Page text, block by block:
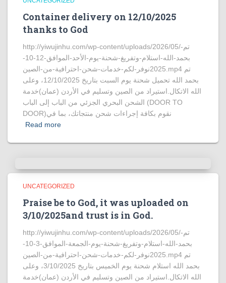
Container delivery on 12/10/2025
thanks to God
http://yiwujinhu.com/wp-content/uploads/2026/05/تم-
بحمد-الله-استلام-وتفريغ-شحنة-يوم-الأحد-الموافق-12-10-
2025نوفر-لكم-خدمات-شحن-احترافية-من-الصين.mp4 تم
بحمد الله تحميل شحنة يوم السبت بتاريخ 12/10/2025، وعلى
الله الاتكال.استيراد من الصين وتسليم في الأردن (عمان)خدمة
الشحن البحري الجزئي من الباب إلى الباب (DOOR TO
DOOR)نقوم بكافة إجراءات شحن منتجاتك، بما في
Read more
UNCATEGORIZED
Praise be to God, it was uploaded on
3/10/2025and trust is in God.
http://yiwujinhu.com/wp-content/uploads/2026/05/تم-
بحمد-الله-استلام-وتفريغ-شحنة-يوم-الجمعة-الموافق-3-10-
2025نوفر-لكم-خدمات-شحن-احترافية-من-الصين.mp4 تم
بحمد الله استلام شحنة يوم الخميس بتاريخ 3/10/2025، وعلى
الله الاتكال.استيراد من الصين وتسليم في الأردن (عمان)خدمة